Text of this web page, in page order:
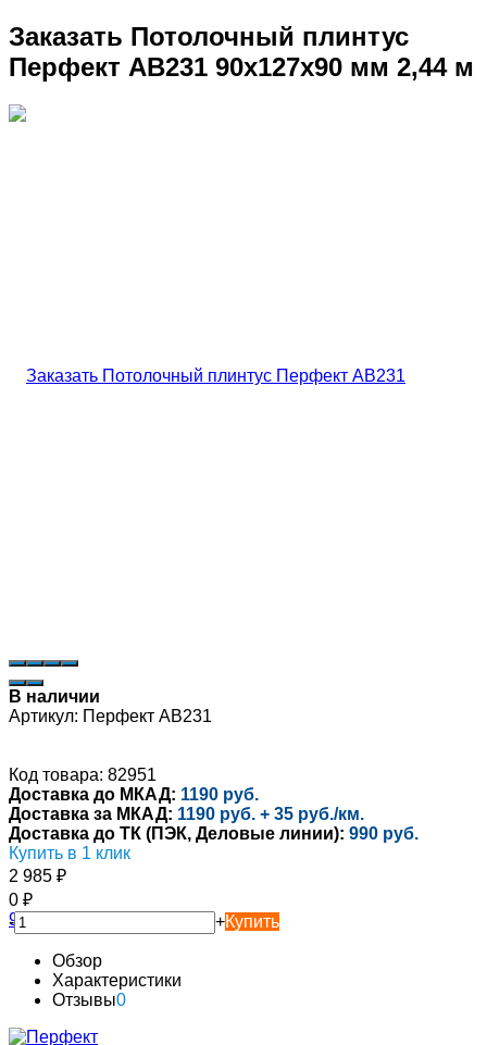
Заказать Потолочный плинтус
Перфект AB231 90х127х90 мм 2,44 м
В наличии
Артикул: Перфект AB231
Код товара: 82951
Доставка до МКАД: 1190 руб.
Доставка за МКАД: 1190 руб. + 35 руб./км.
Доставка до ТК (ПЭК, Деловые линии): 990 руб.
Купить в 1 клик
2 985 ₽
0 ₽
-
+Купить
Обзор
Характеристики
Отзывы0